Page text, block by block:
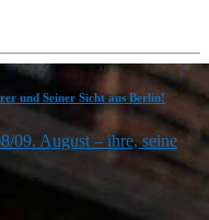
und Seiner Sicht aus Berlin!
09. August – ihre, seine